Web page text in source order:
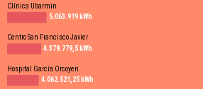
5.063.919 kWh
4.379.779,5 kWh
4.062.521,25 kWh
Clínica Ubarmin
Centro San Francisco Javier
Hospital García Orcoyen